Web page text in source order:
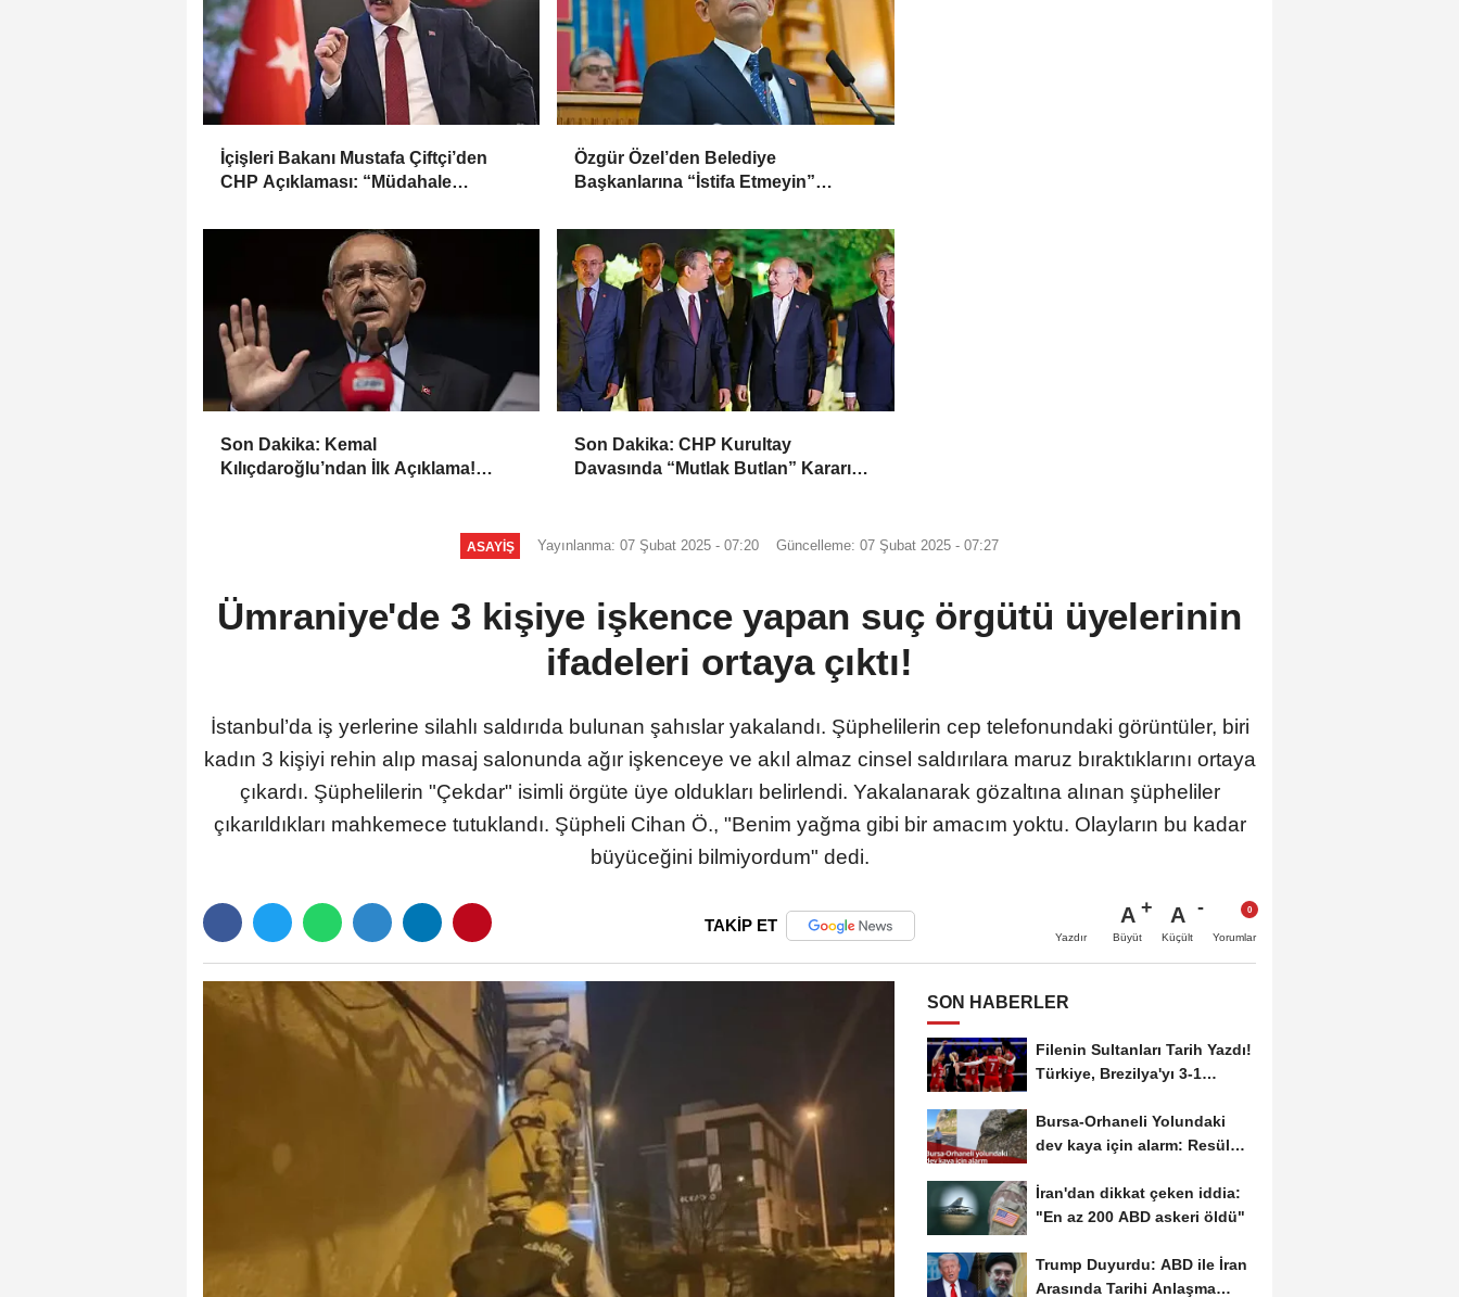
İçişleri Bakanı Mustafa Çiftçi’den
CHP Açıklaması: “Müdahale
Yapıldı”
Özgür Özel’den Belediye
Başkanlarına “İstifa Etmeyin”
Okuyorum”
Son Dakika: Kemal
Kılıçdaroğlu’ndan İlk Açıklama!
Son Dakika: CHP Kurultay
Davasında “Mutlak Butlan” Kararı
ASAYIŞ Yayınlanma: 07 Şubat 2025 - 07:20 Güncelleme: 07 Şubat 2025 - 07:27
Ümraniye'de 3 kişiye işkence yapan suç örgütü üyelerinin
ifadeleri ortaya çıktı!
İstanbul’da iş yerlerine silahlı saldırıda bulunan şahıslar yakalandı. Şüphelilerin cep telefonundaki görüntüler, biri
kadın 3 kişiyi rehin alıp masaj salonunda ağır işkenceye ve akıl almaz cinsel saldırılara maruz bıraktıklarını ortaya
çıkardı. Şüphelilerin "Çekdar" isimli örgüte üye oldukları belirlendi. Yakalanarak gözaltına alınan şüpheliler
çıkarıldıkları mahkemece tutuklandı. Şüpheli Cihan Ö., "Benim yağma gibi bir amacım yoktu. Olayların bu kadar
büyüceğini bilmiyordum" dedi.
TAKİP ET
Yazdır
A
Büyüt
A
Küçült Yorumlar
SON HABERLER
Filenin Sultanları Tarih Yazdı!
Türkiye, Brezilya'yı 3-1
Bursa-Orhaneli Yolundaki
dev kaya için alarm: Resül
İran'dan dikkat çeken iddia:
"En az 200 ABD askeri öldü"
Trump Duyurdu: ABD ile İran
Arasında Tarihi Anlaşma